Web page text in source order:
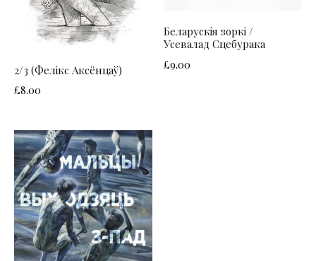
2/3 (Фелікс Аксёнцаў)
£8.00
Беларускія зоркі /
Усевалад Сцебурака
£9.00